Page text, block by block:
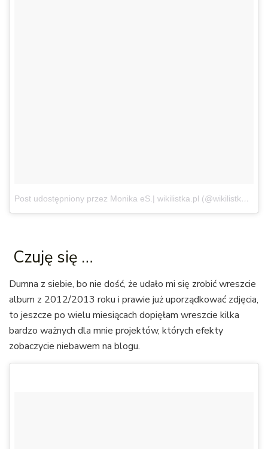
Post udostępniony przez Monika eS.| wikilistka.pl (@wikilistka)
Czuję się …
Dumna z siebie, bo nie dość, że udało mi się zrobić wreszcie
album z 2012/2013 roku i prawie już uporządkować zdjęcia,
to jeszcze po wielu miesiącach dopięłam wreszcie kilka
bardzo ważnych dla mnie projektów, których efekty
zobaczycie niebawem na blogu.